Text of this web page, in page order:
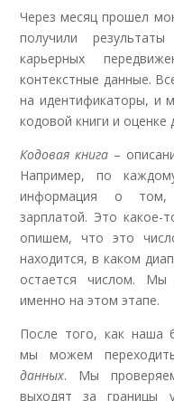
Через месяц прошел
получили
карьерных
контекстные данные.
на идентификаторы, и
кодовой книги и оценке
Кодовая книга –
Например, по
информация о том,
зарплатой. Это
опишем, что это
находится, в каком
остается числом. Мы
именно на этом этапе.
После того, как наша
мы можем
данных. Мы
выходят за границы